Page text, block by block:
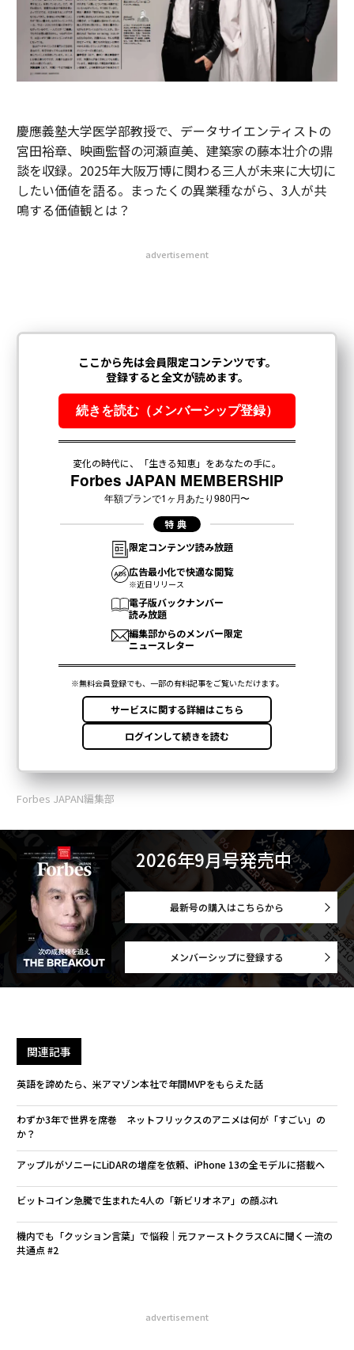
慶應義塾大学医学部教授で、データサイエンティストの
宮田裕章、映画監督の河瀬直美、建築家の藤本壮介の鼎
談を収録。2025年大阪万博に関わる三人が未来に大切に
したい価値を語る。まったくの異業種ながら、3人が共
鳴する価値観とは？
advertisement
Forbes JAPAN編集部
2026年9月号発売中
最新号の購入はこちらから
メンバーシップに登録する
関連記事
英語を諦めたら、米アマゾン本社で年間MVPをもらえた話
わずか3年で世界を席巻 ネットフリックスのアニメは何が「すごい」の
か？
アップルがソニーにLiDARの増産を依頼、iPhone 13の全モデルに搭載へ
ビットコイン急騰で生まれた4人の「新ビリオネア」の顔ぶれ
機内でも「クッション言葉」で悩殺｜元ファーストクラスCAに聞く一流の
共通点 #2
advertisement